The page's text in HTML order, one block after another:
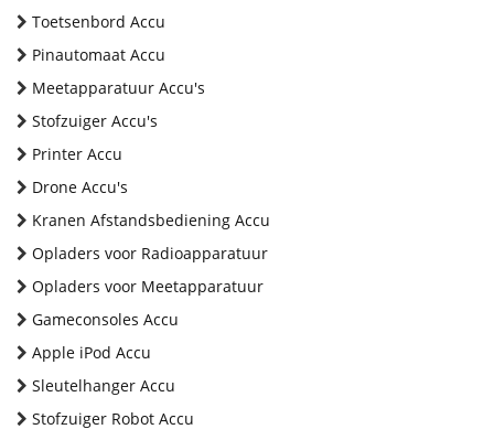
Toetsenbord Accu
Pinautomaat Accu
Meetapparatuur Accu's
Stofzuiger Accu's
Printer Accu
Drone Accu's
Kranen Afstandsbediening Accu
Opladers voor Radioapparatuur
Opladers voor Meetapparatuur
Gameconsoles Accu
Apple iPod Accu
Sleutelhanger Accu
Stofzuiger Robot Accu